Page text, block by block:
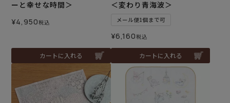
ーと幸せな時間＞
¥4,950税込
カートに入れる
＜変わり青海波＞
メール便1個まで可
¥6,160税込
カートに入れる